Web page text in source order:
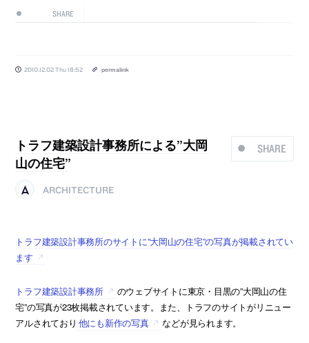
SHARE
2010.12.02 Thu 18:52 permalink
SHARE
トラフ建築設計事務所による”大岡
山の住宅”
ARCHITECTURE
トラフ建築設計事務所のサイトに”大岡山の住宅”の写真が掲載されてい
ます
トラフ建築設計事務所
のウェブサイトに東京・目黒の”大岡山の住
宅”の写真が23枚掲載されています。また、トラフのサイトがリニュー
アルされており 他にも新作の写真 などが見られます。